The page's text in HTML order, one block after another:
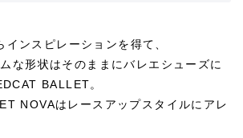
ンスピレーションを得て、
な形状はそのままにバレエシューズに
BALLET。
NOVAはレースアップスタイルにアレ